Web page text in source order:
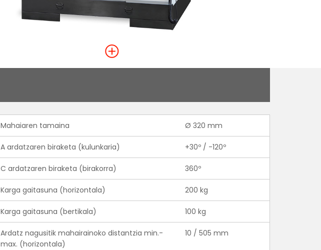
Mahaiaren tamaina Ø 320 mm
A ardatzaren biraketa (kulunkaria) +30º / -120º
C ardatzaren biraketa (birakorra) 360º
Karga gaitasuna (horizontala) 200 kg
Karga gaitasuna (bertikala) 100 kg
Ardatz nagusitik mahairainoko distantzia min.-
max. (horizontala)
10 / 505 mm